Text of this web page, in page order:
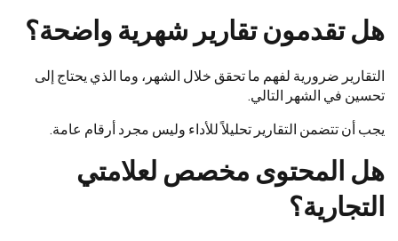
هل تقدمون تقارير شهرية واضحة؟
التقارير ضرورية لفهم ما تحقق خلال الشهر، وما الذي يحتاج إلى
تحسين في الشهر التالي.
يجب أن تتضمن التقارير تحليلاً للأداء وليس مجرد أرقام عامة.
هل المحتوى مخصص لعلامتي
التجارية؟